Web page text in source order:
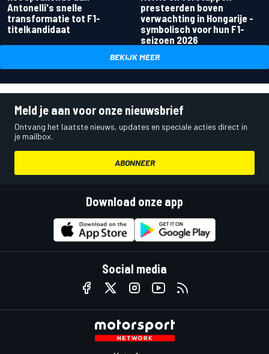
Antonelli's snelle
transformatie tot F1-
titelkandidaat
presteerden boven
verwachting in Hongarije -
symbolisch voor hun F1-
seizoen 2026
BEKIJK MEER
Meld je aan voor onze nieuwsbrief
Ontvang het laatste nieuws, updates en speciale acties direct in
je mailbox.
ABONNEER
Download onze app
Social media